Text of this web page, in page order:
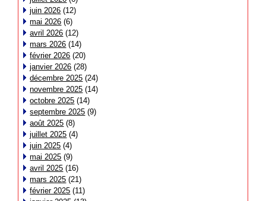
juin 2026 (12)
mai 2026 (6)
avril 2026 (12)
mars 2026 (14)
février 2026 (20)
janvier 2026 (28)
décembre 2025 (24)
novembre 2025 (14)
octobre 2025 (14)
septembre 2025 (9)
août 2025 (8)
juillet 2025 (4)
juin 2025 (4)
mai 2025 (9)
avril 2025 (16)
mars 2025 (21)
février 2025 (11)